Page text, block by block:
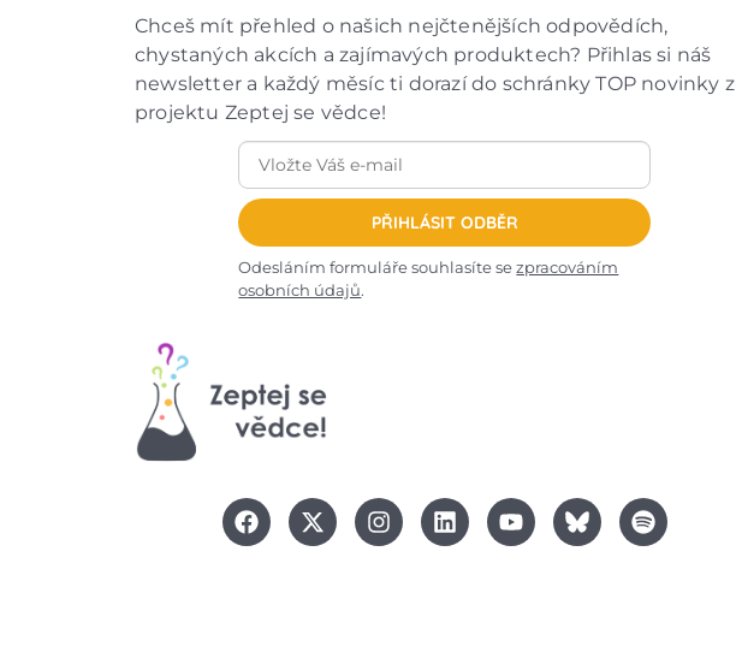
Chceš mít přehled o našich nejčtenějších odpovědích,
chystaných akcích a zajímavých produktech? Přihlas si náš
newsletter a každý měsíc ti dorazí do schránky TOP novinky z
projektu Zeptej se vědce!
PŘIHLÁSIT ODBĚR
Odesláním formuláře souhlasíte sezpracováním
osobních údajů.